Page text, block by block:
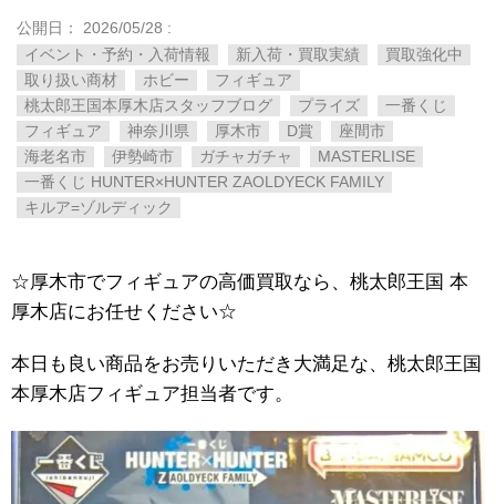
公開日： 2026/05/28 :
イベント・予約・入荷情報
新入荷・買取実績
買取強化中
取り扱い商材
ホビー
フィギュア
桃太郎王国本厚木店スタッフブログ
プライズ
一番くじ
フィギュア
神奈川県 厚木市 D賞
座間市
海老名市
伊勢崎市 ガチャガチャ
MASTERLISE
一番くじ HUNTER×HUNTER ZAOLDYECK FAMILY
キルア=ゾルディック
☆厚木市でフィギュアの高価買取なら、桃太郎王国 本
厚木店にお任せください☆
本日も良い商品をお売りいただき大満足な、桃太郎王国
本厚木店フィギュア担当者です。